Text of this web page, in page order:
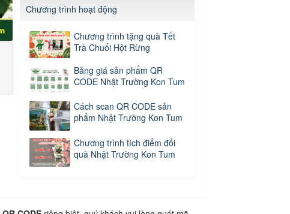
Chương trình hoạt động
Chương trình tặng quà Tết
Trà Chuối Hột Rừng
Bảng giá sản phẩm QR
CODE Nhật Trường Kon Tum
Cách scan QR CODE sản
phẩm Nhật Trường Kon Tum
Chương trình tích điểm đổi
quà Nhật Trường Kon Tum